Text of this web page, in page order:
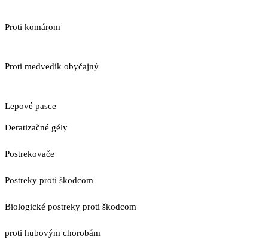
Proti komárom
Proti medvedík obyčajný
Lepové pasce
Deratizačné gély
Postrekovače
Postreky proti škodcom
Biologické postreky proti škodcom
proti hubovým chorobám